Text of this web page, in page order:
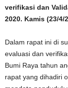
verifikasi dan
2020. Kamis (23/4/
Dalam rapat ini di
evaluasi dan
Bumi Raya tahun
rapat yang dihadiri